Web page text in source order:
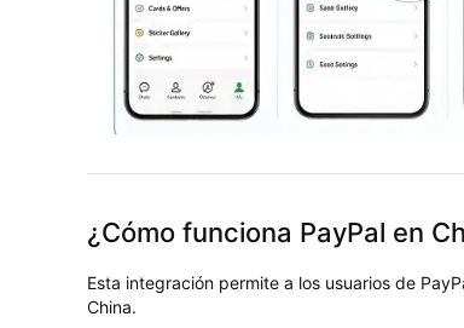
¿Cómo funciona PayPal en
Esta integración permite a los usuarios de
China.